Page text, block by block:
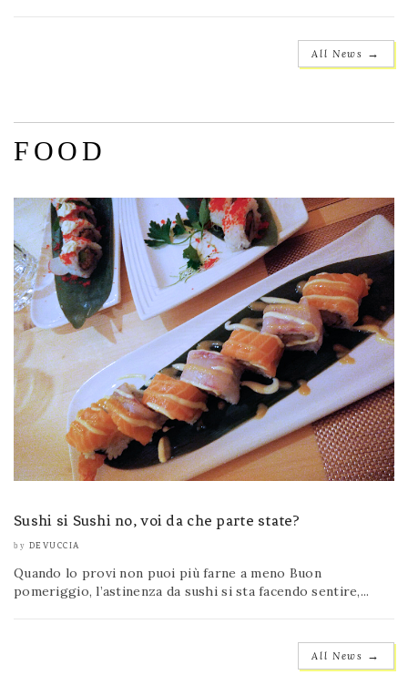
All News →
FOOD
Sushi si Sushi no, voi da che parte state?
by DEVUCCIA
Quando lo provi non puoi più farne a meno Buon
pomeriggio, l’astinenza da sushi si sta facendo sentire,...
All News →